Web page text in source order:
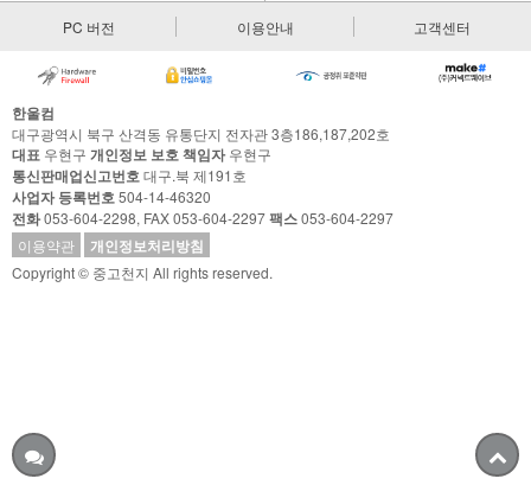
PC 버전 이용안내 고객센터
한울컴
대구광역시 북구 산격동 유통단지 전자관 3층186,187,202호
대표 우현구 개인정보 보호 책임자우현구
통신판매업신고번호대구.북 제191호
사업자 등록번호504-14-46320
전화053-604-2298, FAX 053-604-2297팩스053-604-2297
이용약관
개인정보처리방침
Copyright © 중고천지 All rights reserved.